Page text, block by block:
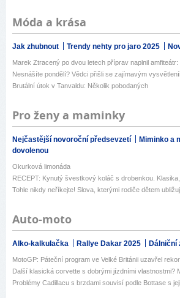
Móda a krása
Jak zhubnout Trendy nehty pro jaro 2025
Marek Ztracený po dvou letech příprav naplnil amfiteátr:
Nesnášíte pondělí? Vědci přišli se zajímavým
Brutální útok v Tanvaldu: Několik pobodaných
Pro ženy a maminky
Nejčastější novoroční předsevzetí Miminko a
dovolenou
Okurková limonáda
RECEPT: Kynutý švestkový koláč s drobenkou. Klasika,
Tohle nikdy neříkejte! Slova, kterými rodiče dětem
Auto-moto
Alko-kalkulačka Rallye Dakar 2025 Dálniční
MotoGP: Páteční program ve Velké Británii uzavřel
Další klasická corvette s dobrými jízdními vlastnostmi?
Problémy Cadillacu s brzdami souvisí podle Bottase s